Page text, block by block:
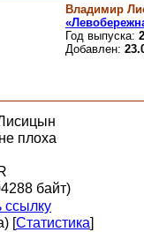
Владимир
Год выпуска:
Добавлен:
плоха
байт)
ссылку
[Статистика]